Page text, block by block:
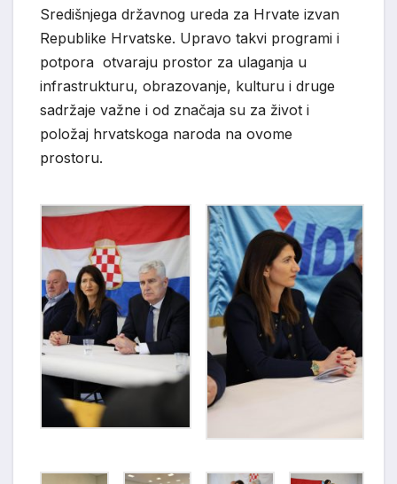
Središnjega državnog ureda za Hrvate izvan
Republike Hrvatske. Upravo takvi programi i
potpora otvaraju prostor za ulaganja u
infrastrukturu, obrazovanje, kulturu i druge
sadržaje važne i od značaja su za život i
položaj hrvatskoga naroda na ovome
prostoru.